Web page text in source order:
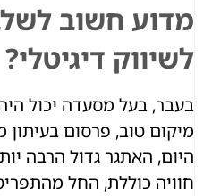
מדוע חשוב
לשיווק דיגיטלי?
בעבר, בעל מסעדה יכול
מיקום טוב, פרסום בעיתון
היום, האתגר גדול הרבה
חוויה כוללת, החל